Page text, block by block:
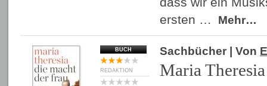
ersten …
Mehr…
BUCH
REDAKTION
Sachbücher | Von
Maria Theresia